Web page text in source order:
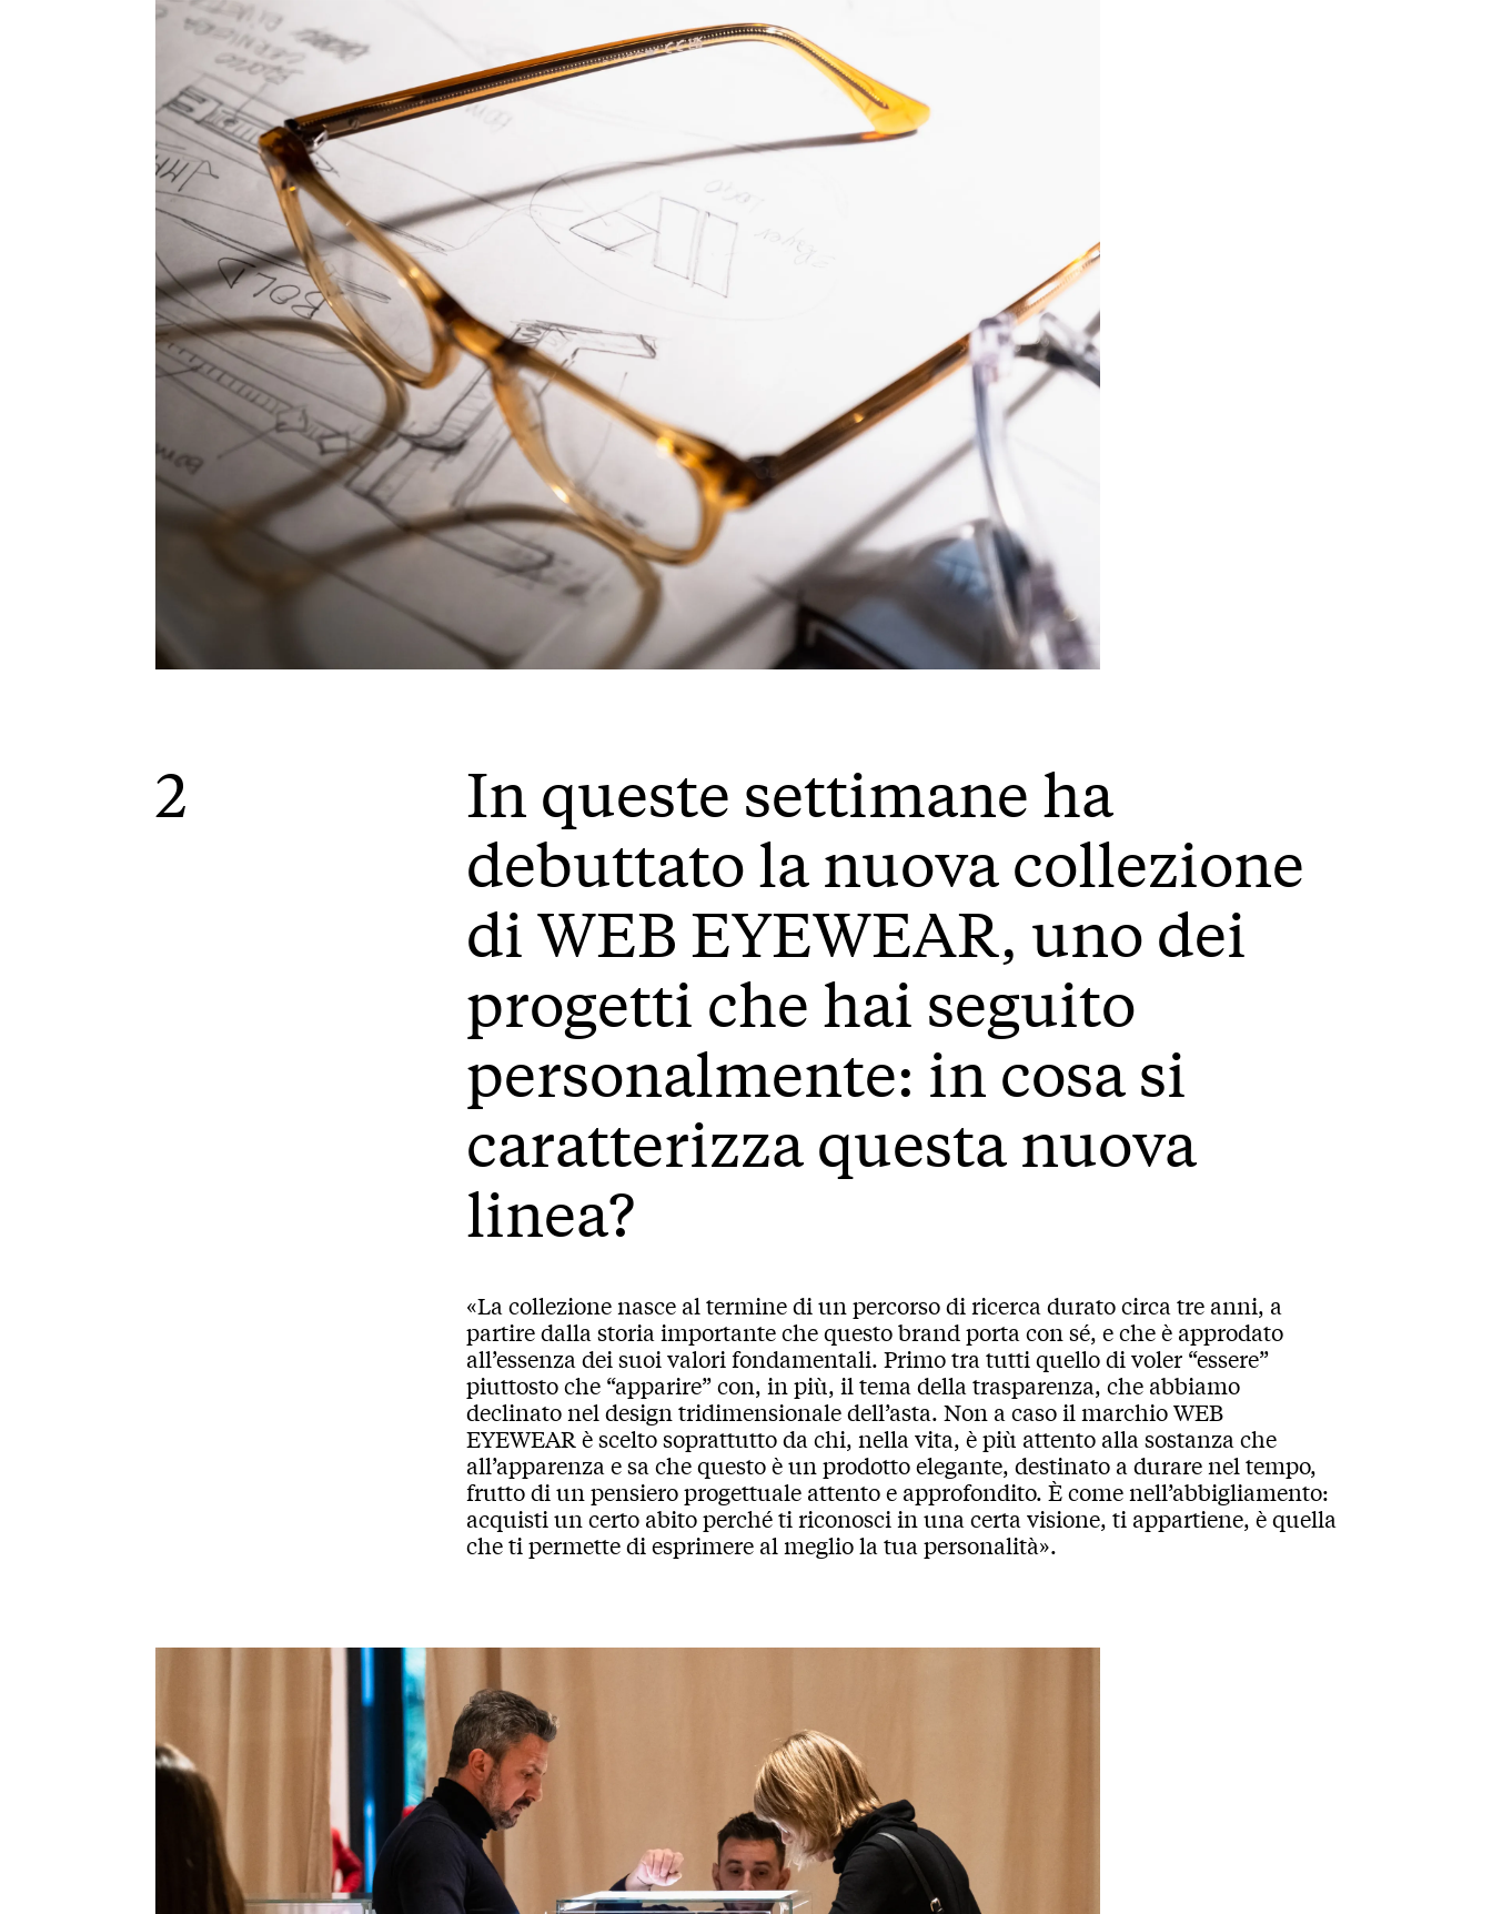
2
In queste settimane ha
debuttato la nuova collezione
di WEB EYEWEAR, uno dei
progetti che hai seguito
personalmente: in cosa si
caratterizza questa nuova
linea?
«La collezione nasce al termine di un percorso di ricerca durato circa tre anni, a
partire dalla storia importante che questo brand porta con sé, e che è approdato
all’essenza dei suoi valori fondamentali. Primo tra tutti quello di voler “essere”
piuttosto che “apparire” con, in più, il tema della trasparenza, che abbiamo
declinato nel design tridimensionale dell’asta. Non a caso il marchio WEB
EYEWEAR è scelto soprattutto da chi, nella vita, è più attento alla sostanza che
all’apparenza e sa che questo è un prodotto elegante, destinato a durare nel tempo,
frutto di un pensiero progettuale attento e approfondito. È come nell’abbigliamento:
acquisti un certo abito perché ti riconosci in una certa visione, ti appartiene, è quella
che ti permette di esprimere al meglio la tua personalità».